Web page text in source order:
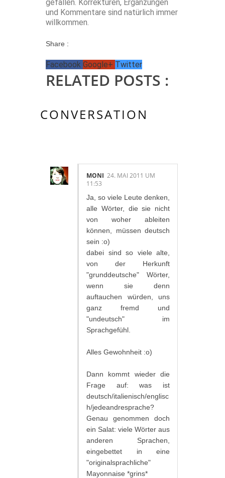
gefallen. Korrekturen, Ergänzungen
und Kommentare sind natürlich immer
willkommen.
Share :
Facebook Google+ Twitter
RELATED POSTS :
CONVERSATION
MONI 24. MAI 2011 UM
11:53
Ja, so viele Leute denken,
alle Wörter, die sie nicht
von woher ableiten
können, müssen deutsch
sein :o)
dabei sind so viele alte,
von der Herkunft
"grunddeutsche" Wörter,
wenn sie denn
auftauchen würden, uns
ganz fremd und
"undeutsch" im
Sprachgefühl.
Alles Gewohnheit :o)
Dann kommt wieder die
Frage auf: was ist
deutsch/italienisch/englisc
h/jedeandresprache?
Genau genommen doch
ein Salat: viele Wörter aus
anderen Sprachen,
eingebettet in eine
"originalsprachliche"
Mayonnaise *grins*